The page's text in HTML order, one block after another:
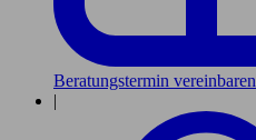
Beratungstermin vereinbaren
|